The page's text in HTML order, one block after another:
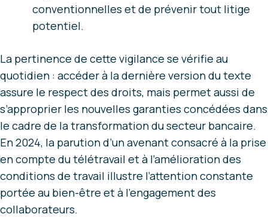
conventionnelles et de prévenir tout litige
potentiel.
La pertinence de cette vigilance se vérifie au
quotidien : accéder à la dernière version du texte
assure le respect des droits, mais permet aussi de
s’approprier les nouvelles garanties concédées dans
le cadre de la transformation du secteur bancaire.
En 2024, la parution d’un avenant consacré à la prise
en compte du télétravail et à l’amélioration des
conditions de travail illustre l’attention constante
portée au bien-être et à l’engagement des
collaborateurs.